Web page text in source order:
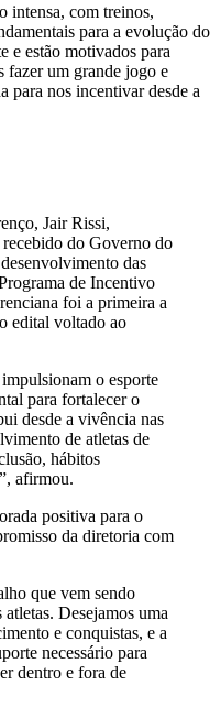
intensa, com treinos,
para a evolução do
e estão motivados para
fazer um grande jogo e
para nos incentivar desde a
Jair Rissi,
do Governo do
das
de Incentivo
foi a primeira a
edital voltado ao
o esporte
para fortalecer o
desde a vivência nas
de atletas de
hábitos
afirmou.
positiva para o
da diretoria com
que vem sendo
Desejamos uma
e conquistas, e a
necessário para
dentro e fora de